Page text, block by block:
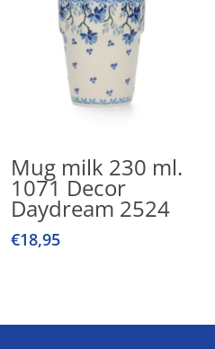
Winkelwagen
Mug milk 230 ml.
1071 Decor
Daydream 2524
€18,95